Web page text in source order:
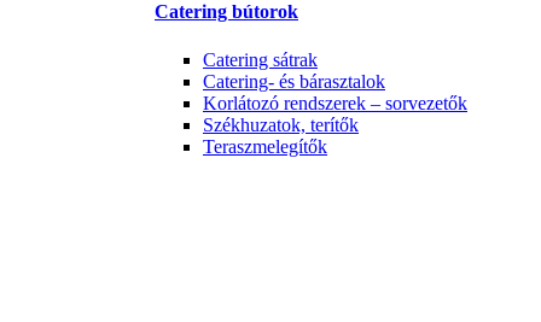
Catering bútorok
Catering sátrak
Catering- és bárasztalok
Korlátozó rendszerek – sorvezetők
Székhuzatok, terítők
Teraszmelegítők